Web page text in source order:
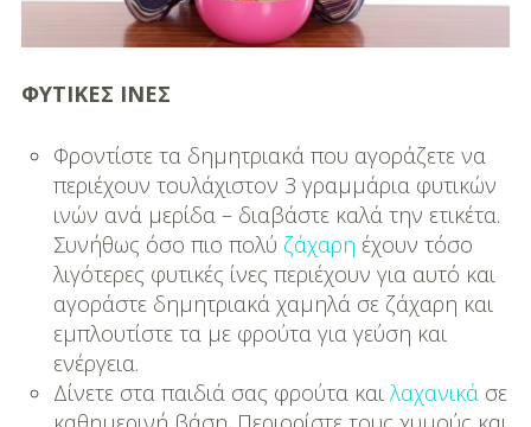
ΦΥΤΙΚΕΣ ΙΝΕΣ
Φροντίστε τα δημητριακά που αγοράζετε να
περιέχουν τουλάχιστον 3 γραμμάρια φυτικών
ινών ανά μερίδα – διαβάστε καλά την ετικέτα.
Συνήθως όσο πιο πολύ ζάχαρη έχουν τόσο
λιγότερες φυτικές ίνες περιέχουν για αυτό και
αγοράστε δημητριακά χαμηλά σε ζάχαρη και
εμπλουτίστε τα με φρούτα για γεύση και
ενέργεια.
Δίνετε στα παιδιά σας φρούτα και λαχανικάσε